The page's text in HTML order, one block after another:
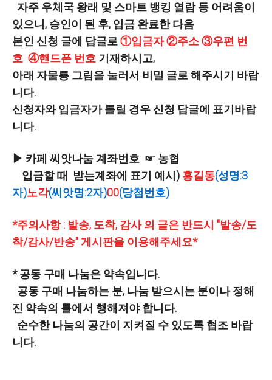
자주 우체국 왕래 및 스마트 뱅킹 열람 등 어려움이
있으니, 승인이 된 후, 입금 완료한 다음
본인 신청 글에 답글로①입금자 ②주소 ③우편 번
호 ④핸드폰 번호 기재하시고,
아래 자물통 그림을 눌러서 비밀 글로 해주시기 바랍
니다.
신청자와 입금자가 틀릴 경우 신청 답글에 표기바랍
니다.
▶ 카페 씨앗나눔 계좌번호 ☞ 농협
입금할 때 받는계좌에 표기 예시) 홍길동(성명:3
자)노각(씨앗명:2자)00(당첨번호)
*주의사항 : 발송, 도착, 감사 의 글은 반드시 "발송/도
착/감사/반송" 게시판을 이용해주세요*
* 공동 구매 나눔은 약속입니다.
공동 구매 나눔하는 분, 나눔 받으시는 분이나 정해
진 약속의 틀에서 행해져야 합니다.
순수한 나눔의 공간이 지켜질 수 있도록 협조 바랍
니다.